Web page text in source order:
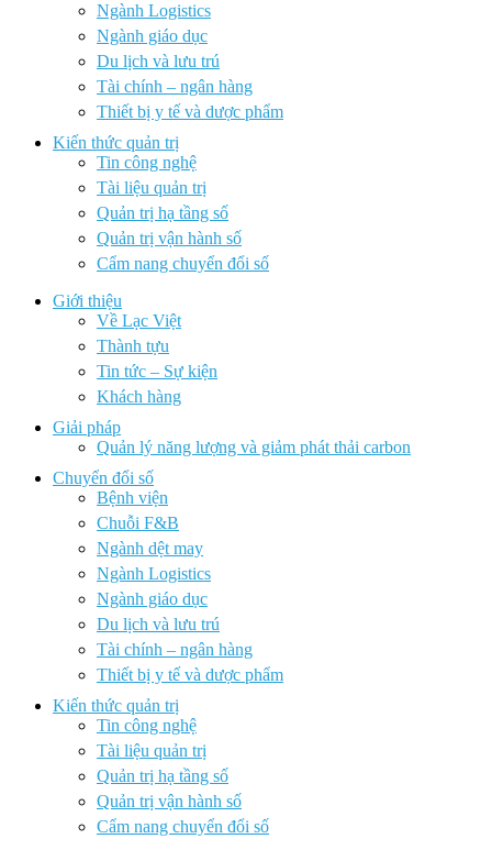
Ngành Logistics
Ngành giáo dục
Du lịch và lưu trú
Tài chính – ngân hàng
Thiết bị y tế và dược phẩm
Kiến thức quản trị
Tin công nghệ
Tài liệu quản trị
Quản trị hạ tầng số
Quản trị vận hành số
Cẩm nang chuyển đổi số
Giới thiệu
Về Lạc Việt
Thành tựu
Tin tức – Sự kiện
Khách hàng
Giải pháp
Quản lý năng lượng và giảm phát thải carbon
Chuyển đổi số
Bệnh viện
Chuỗi F&B
Ngành dệt may
Ngành Logistics
Ngành giáo dục
Du lịch và lưu trú
Tài chính – ngân hàng
Thiết bị y tế và dược phẩm
Kiến thức quản trị
Tin công nghệ
Tài liệu quản trị
Quản trị hạ tầng số
Quản trị vận hành số
Cẩm nang chuyển đổi số